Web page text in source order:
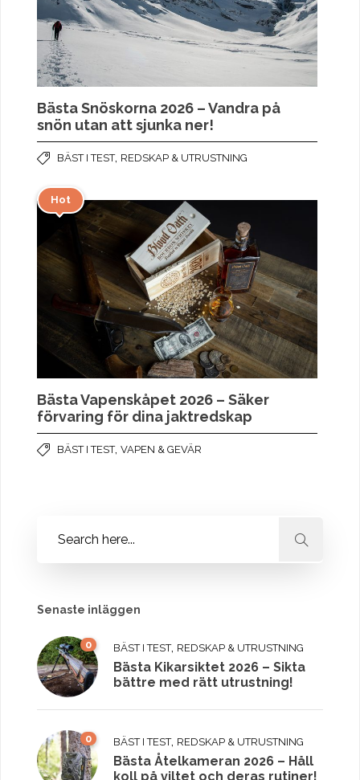
Bästa Snöskorna 2026 – Vandra på
snön utan att sjunka ner!
BÄST I TEST, REDSKAP & UTRUSTNING
Hot
Bästa Vapenskåpet 2026 – Säker
förvaring för dina jaktredskap
BÄST I TEST, VAPEN & GEVÄR
Senaste inläggen
0 BÄST I TEST, REDSKAP & UTRUSTNING
Bästa Kikarsiktet 2026 – Sikta
bättre med rätt utrustning!
0 BÄST I TEST, REDSKAP & UTRUSTNING
Bästa Åtelkameran 2026 – Håll
koll på viltet och deras rutiner!